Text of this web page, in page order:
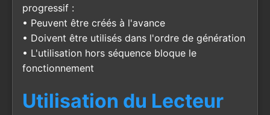
progressif :
• Peuvent être créés à l'avance
• Doivent être utilisés dans l'ordre de génération
• L'utilisation hors séquence bloque le
fonctionnement
Utilisation du Lecteur